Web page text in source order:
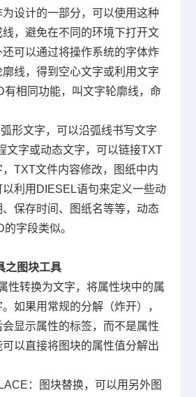
设计的一部分，可以使用这种
，避免在不同的环境下打开文
可以通过将操作系统的字体炸
线，得到空心文字或利用文字
有相同功能，叫文字轮廓线，命
形文字，可以沿弧线书写文字
文字或动态文字，可以链接TXT
TXT文件内容修改，图纸中内
利用 DIESEL语句来定义一些动
保存时间、图纸名等等，动态
的字段类似。
之图块工具
性转换为文字，将属性块中的属
如果用常规的分解（炸开），
显示属性的标签，而不是属性
以直接将图块的属性值分解出
：图块替换，可以用另外图